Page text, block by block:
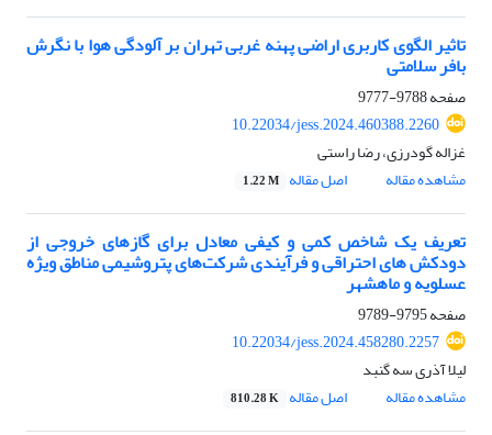
تاثیر الگوی کاربری اراضی پهنه غربی تهران بر آلودگی هوا با نگرش
بافر سلامتی
صفحه9788-9777
10.22034/jess.2024.460388.2260
غزاله گودرزی، رضا راستی
مشاهده مقاله
اصل مقاله 1.22 M
تعریف یک شاخص کمی و کیفی معادل برای گازهای خروجی از
دودکش های احتراقی و فرآیندی شرکت‌های پتروشیمی مناطق ویژه
عسلویه و ماهشهر
صفحه9795-9789
10.22034/jess.2024.458280.2257
لیلا آذری سه گنبد
مشاهده مقاله
اصل مقاله 810.28 K